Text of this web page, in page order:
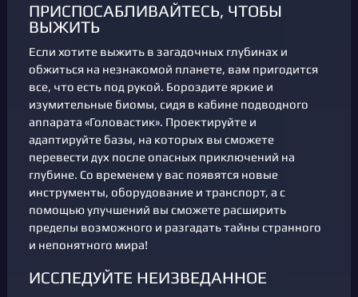
ПРИСПОСАБЛИВАЙТЕСЬ, ЧТОБЫ
ВЫЖИТЬ
Если хотите выжить в загадочных глубинах и
обжиться на незнакомой планете, вам пригодится
все, что есть под рукой. Бороздите яркие и
изумительные биомы, сидя в кабине подводного
аппарата «Головастик». Проектируйте и
адаптируйте базы, на которых вы сможете
перевести дух после опасных приключений на
глубине. Со временем у вас появятся новые
инструменты, оборудование и транспорт, а с
помощью улучшений вы сможете расширить
пределы возможного и разгадать тайны странного
и непонятного мира!
ИССЛЕДУЙТЕ НЕИЗВЕДАННОЕ